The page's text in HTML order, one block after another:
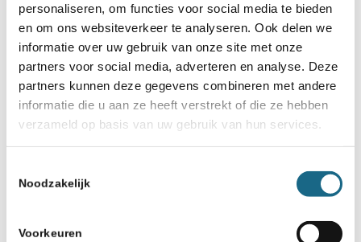
personaliseren, om functies voor social media te bieden
en om ons websiteverkeer te analyseren. Ook delen we
informatie over uw gebruik van onze site met onze
partners voor social media, adverteren en analyse. Deze
partners kunnen deze gegevens combineren met andere
informatie die u aan ze heeft verstrekt of die ze hebben
verzameld op basis van uw gebruik van hun services.
Noodzakelijk
Voorkeuren